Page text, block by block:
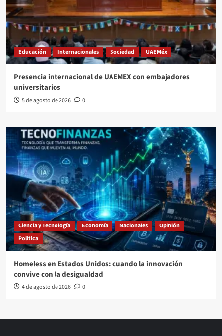
Educación Internacionales Sociedad UAEMéx
Presencia internacional de UAEMEX con embajadores
universitarios
5 de agosto de 2026 0
Ciencia y Tecnología Economía Nacionales
Opinión
Política
Homeless en Estados Unidos: cuando la innovación
convive con la desigualdad
4 de agosto de 2026 0